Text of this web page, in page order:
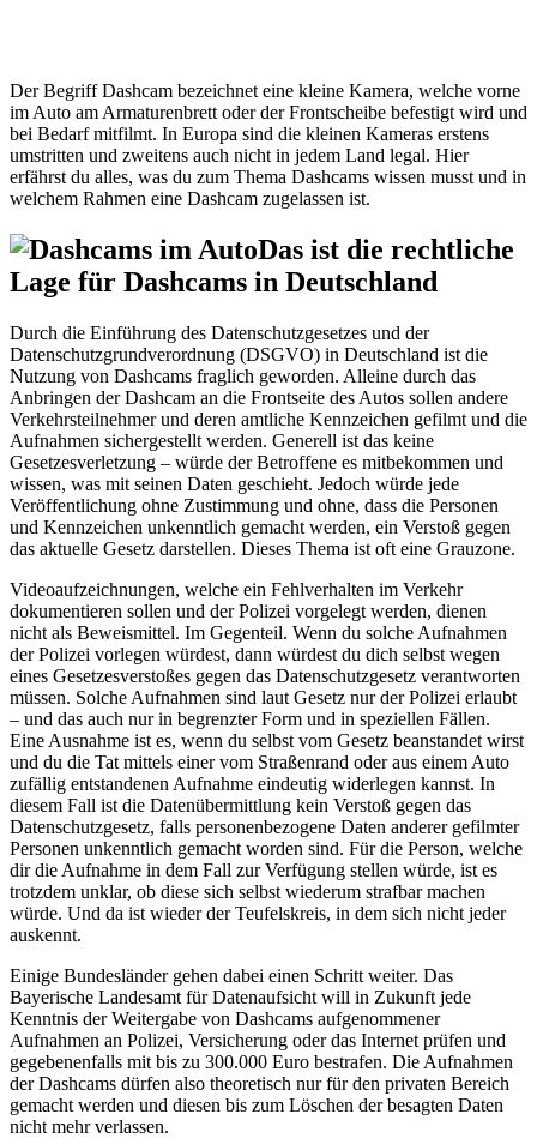
Der Begriff Dashcam bezeichnet eine kleine Kamera, welche vorne
im Auto am Armaturenbrett oder der Frontscheibe befestigt wird und
bei Bedarf mitfilmt. In Europa sind die kleinen Kameras erstens
umstritten und zweitens auch nicht in jedem Land legal. Hier
erfährst du alles, was du zum Thema Dashcams wissen musst und in
welchem Rahmen eine Dashcam zugelassen ist.
Das ist die rechtliche
Lage für Dashcams in Deutschland
Durch die Einführung des Datenschutzgesetzes und der
Datenschutzgrundverordnung (DSGVO) in Deutschland ist die
Nutzung von Dashcams fraglich geworden. Alleine durch das
Anbringen der Dashcam an die Frontseite des Autos sollen andere
Verkehrsteilnehmer und deren amtliche Kennzeichen gefilmt und die
Aufnahmen sichergestellt werden. Generell ist das keine
Gesetzesverletzung – würde der Betroffene es mitbekommen und
wissen, was mit seinen Daten geschieht. Jedoch würde jede
Veröffentlichung ohne Zustimmung und ohne, dass die Personen
und Kennzeichen unkenntlich gemacht werden, ein Verstoß gegen
das aktuelle Gesetz darstellen. Dieses Thema ist oft eine Grauzone.
Videoaufzeichnungen, welche ein Fehlverhalten im Verkehr
dokumentieren sollen und der Polizei vorgelegt werden, dienen
nicht als Beweismittel. Im Gegenteil. Wenn du solche Aufnahmen
der Polizei vorlegen würdest, dann würdest du dich selbst wegen
eines Gesetzesverstoßes gegen das Datenschutzgesetz verantworten
müssen. Solche Aufnahmen sind laut Gesetz nur der Polizei erlaubt
– und das auch nur in begrenzter Form und in speziellen Fällen.
Eine Ausnahme ist es, wenn du selbst vom Gesetz beanstandet wirst
und du die Tat mittels einer vom Straßenrand oder aus einem Auto
zufällig entstandenen Aufnahme eindeutig widerlegen kannst. In
diesem Fall ist die Datenübermittlung kein Verstoß gegen das
Datenschutzgesetz, falls personenbezogene Daten anderer gefilmter
Personen unkenntlich gemacht worden sind. Für die Person, welche
dir die Aufnahme in dem Fall zur Verfügung stellen würde, ist es
trotzdem unklar, ob diese sich selbst wiederum strafbar machen
würde. Und da ist wieder der Teufelskreis, in dem sich nicht jeder
auskennt.
Einige Bundesländer gehen dabei einen Schritt weiter. Das
Bayerische Landesamt für Datenaufsicht will in Zukunft jede
Kenntnis der Weitergabe von Dashcams aufgenommener
Aufnahmen an Polizei, Versicherung oder das Internet prüfen und
gegebenenfalls mit bis zu 300.000 Euro bestrafen. Die Aufnahmen
der Dashcams dürfen also theoretisch nur für den privaten Bereich
gemacht werden und diesen bis zum Löschen der besagten Daten
nicht mehr verlassen.